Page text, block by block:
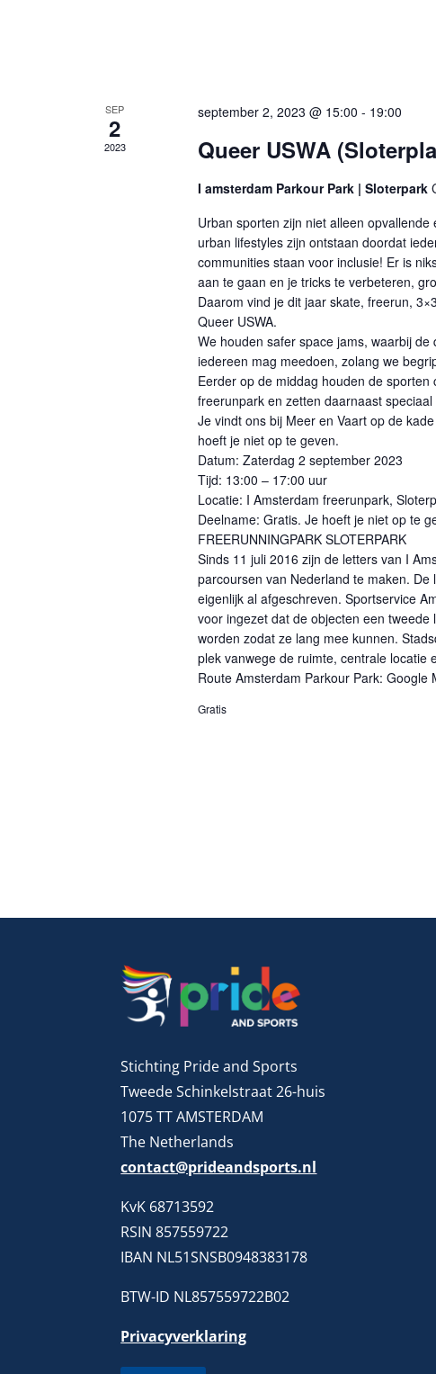
SEP
2
2023
september 2, 2023 @ 15:00 - 19:00
Queer USWA
I amsterdam Parkour Park | Sloterpark
Urban sporten zijn niet alleen
urban lifestyles zijn ontstaan doordat
communities staan voor inclusie! Er is
aan te gaan en je tricks te verbeteren,
Daarom vind je dit jaar skate, freerun,
Queer USWA.
We houden safer space jams, waarbij
iedereen mag meedoen, zolang we
Eerder op de middag houden de
freerunpark en zetten daarnaast
Je vindt ons bij Meer en Vaart op de
hoeft je niet op te geven.
Datum: Zaterdag 2 september 2023
Tijd: 13:00 – 17:00 uur
Locatie: I Amsterdam freerunpark,
Deelname: Gratis. Je hoeft je niet op te
FREERUNNINGPARK SLOTERPARK
Sinds 11 juli 2016 zijn de letters van I
parcoursen van Nederland te maken.
eigenlijk al afgeschreven. Sportservice
voor ingezet dat de objecten een
worden zodat ze lang mee kunnen.
plek vanwege de ruimte, centrale locatie
Route Amsterdam Parkour Park: Google
Gratis
Stichting Pride and Sports
Tweede Schinkelstraat 26-huis
1075 TT AMSTERDAM
The Netherlands
contact@prideandsports.nl
KvK 68713592
RSIN 857559722
IBAN NL51SNSB0948383178
BTW-ID NL857559722B02
Privacyverklaring